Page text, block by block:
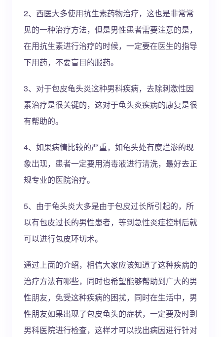
2、西医大多使用抗生素药物治疗，这也是非常常
见的一种治疗方法，但是男性患者需要注意的是，
在用抗生素进行治疗的时候，一定要在医生的指导
下用药，不要盲目的服药。
3、对于包皮龟头炎这种男科疾病，去除刺激性因
素治疗是很关键的，这对于龟头炎疾病的康复是很
有帮助的。
4、如果病情比较的严重，如龟头处有糜烂渗的现
象出现，患者一定要用消毒液进行清洗，最好去正
规专业的医院治疗。
5、由于龟头炎大多是由于包皮过长所引起的，所
以有包皮过长的男性患者，等到急性炎症控制后就
可以进行包皮环切术。
通过上面的介绍，相信大家应该知道了这种疾病的
治疗方法有哪些，同时也希望能够帮助到广大的男
性朋友，免受这种疾病的困扰，同时在生活中，男
性朋友如果出现了包皮龟头的症状，一定要及时到
男科医院进行检查，这样才可以找出病因进行针对